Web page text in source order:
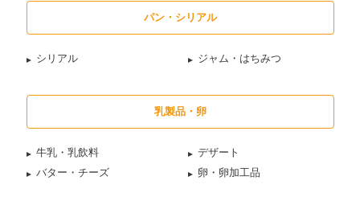
パン・シリアル
シリアル ジャム・はちみつ
乳製品・卵
牛乳・乳飲料
デザート
バター・チーズ
卵・卵加工品